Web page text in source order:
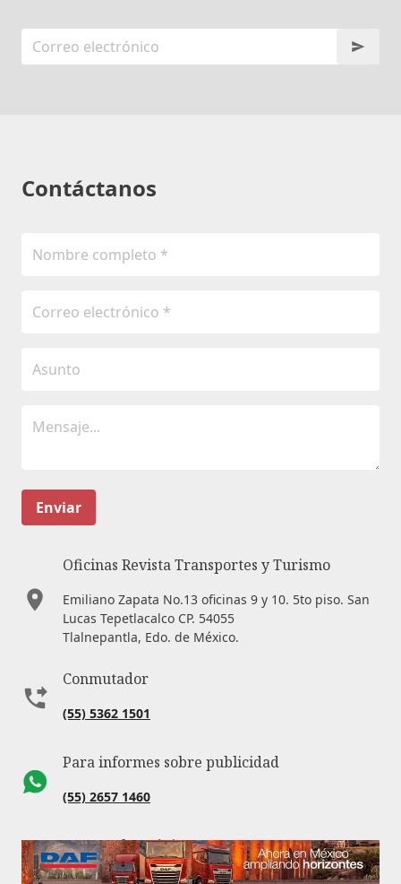
Contáctanos
Enviar
Oficinas Revista Transportes y Turismo
Emiliano Zapata No.13 oficinas 9 y 10. 5to piso. San
Lucas Tepetlacalco CP. 54055
Tlalnepantla, Edo. de México.
Conmutador
(55) 5362 1501
Para informes sobre publicidad
(55) 2657 1460
Correo electrónico
revista@transportes.com.mx